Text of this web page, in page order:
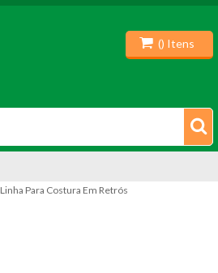
() Itens
Linha Para Costura Em Retrós